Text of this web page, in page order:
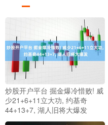
炒股开户平台 掘金爆冷惜败! 威
少21+6+11立大功, 约基奇
44+13+7, 湖人旧将大爆发